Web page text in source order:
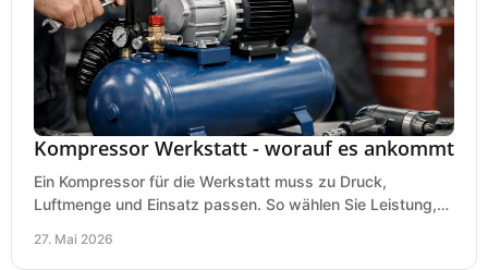
Kompressor Werkstatt - worauf es ankommt
Ein Kompressor für die Werkstatt muss zu Druck,
Luftmenge und Einsatz passen. So wählen Sie Leistung,
27. Mai 2026